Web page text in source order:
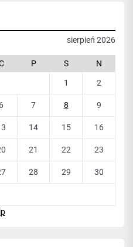
sierpień 2026
P S N
1 2
6 7 8 9
14 15 16
21 22 23
28 29 30